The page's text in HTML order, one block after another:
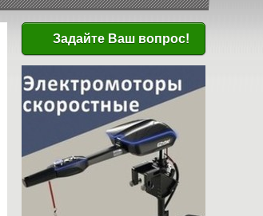
Задайте Ваш вопрос!